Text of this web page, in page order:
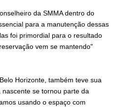
da SMMA dentro do
para a manutenção dessas
foi primordial para o resultado
vem se mantendo"
Horizonte, também teve sua
se tornou parte da
usando o espaço com